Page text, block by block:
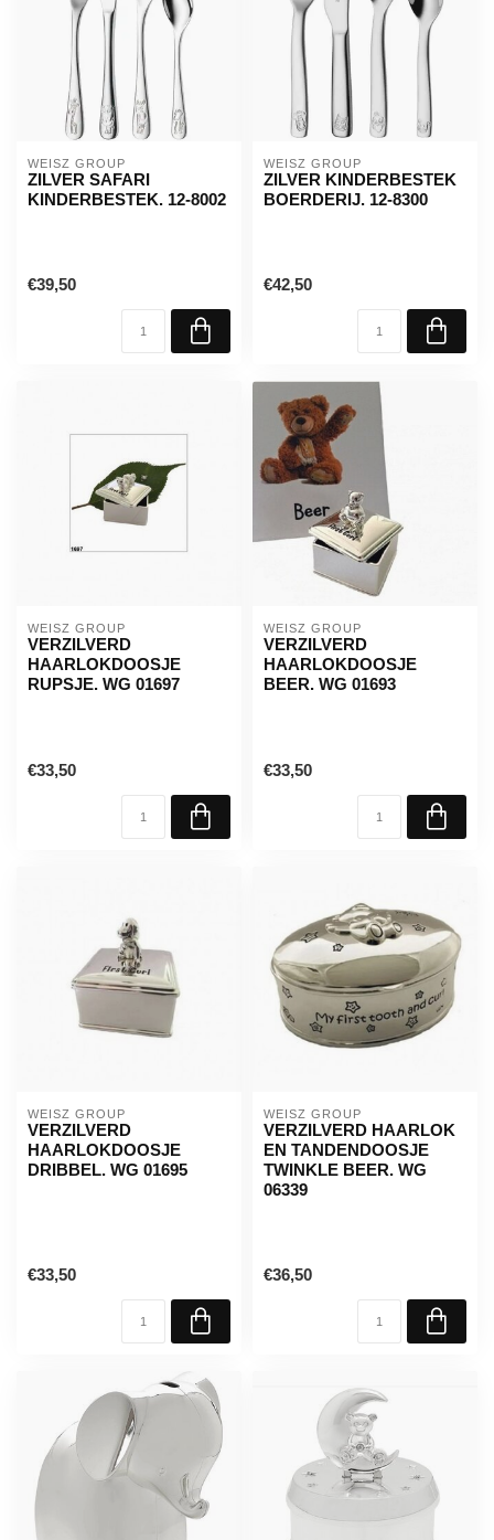
WEISZ GROUP
ZILVER SAFARI
KINDERBESTEK. 12-8002
€39,50
WEISZ GROUP
ZILVER KINDERBESTEK
BOERDERIJ. 12-8300
€42,50
WEISZ GROUP
VERZILVERD
HAARLOKDOOSJE
RUPSJE. WG 01697
€33,50
WEISZ GROUP
VERZILVERD
HAARLOKDOOSJE
BEER. WG 01693
€33,50
WEISZ GROUP
VERZILVERD
HAARLOKDOOSJE
DRIBBEL. WG 01695
€33,50
WEISZ GROUP
VERZILVERD HAARLOK
EN TANDENDOOSJE
TWINKLE BEER. WG
06339
€36,50